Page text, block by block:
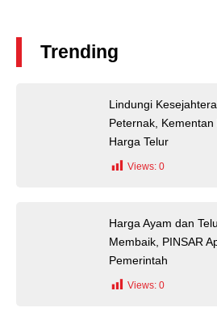
Trending
Lindungi
Peternak, Kementan
Harga Telur
Views: 0
Harga Ayam dan
Membaik, PINSAR
Pemerintah
Views: 0